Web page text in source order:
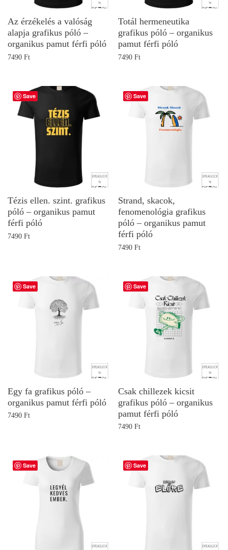
Az érzékelés a valóság
alapja grafikus póló –
organikus pamut férfi póló
7490 Ft
Totál hermeneutika
grafikus póló – organikus
pamut férfi póló
7490Ft
Save
Tézis ellen. szint. grafikus
póló – organikus pamut
férfi póló
7490 Ft
Save
Strand, skacok,
fenomenológia grafikus
póló – organikus pamut
férfi póló
7490Ft
Save
Egy fa grafikus póló –
organikus pamut férfi póló
7490 Ft
Save
Csak chillezek kicsit
grafikus póló – organikus
pamut férfi póló
7490Ft
Save Save